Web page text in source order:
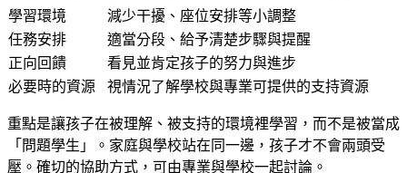
學習環境
減少干擾、座位安排等小調整
任務安排
適當分段、給予清楚步驟與提醒
正向回饋
看見並肯定孩子的努力與進步
必要時的資源
視情況了解學校與專業可提供的支持資源
重點是讓孩子在被理解、被支持的環境裡學習，而不是被當成
「問題學生」。家庭與學校站在同一邊，孩子才不會兩頭受
壓。確切的協助方式，可由專業與學校一起討論。